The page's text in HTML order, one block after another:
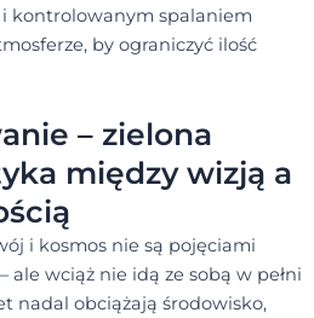
kontrolowanym spalaniem
by ograniczyć ilość
– zielona
między wizją a
i kosmos nie są pojęciami
ale wciąż nie idą ze sobą w pełni
nadal obciążają środowisko,